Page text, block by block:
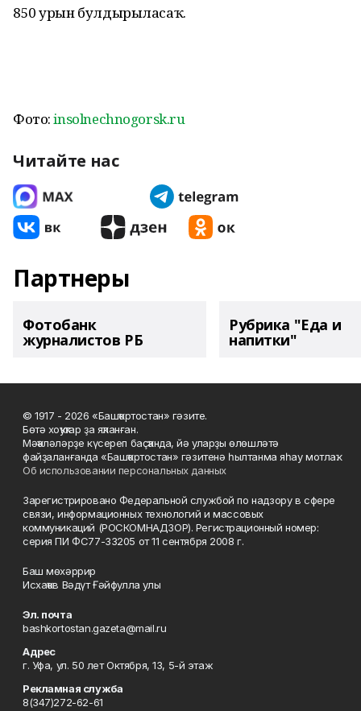
850 урын булдырыласаҡ.
Фото:insolnechnogorsk.ru
Читайте нас
Партнеры
Фотобанк
журналистов РБ
Рубрика "Еда и
напитки"
© 1917 - 2026 «Башҡортостан» гәзите.
Бөтә хоҡуҡтар ҙа яҡланған.
Мәҡәләләрҙе күсереп баҫҡанда, йә уларҙы өлөшләтә
файҙаланғанда «Башҡортостан» гәзитенә һылтанма яһау мотлаҡ.
Об использовании персональных данных
Зарегистрировано Федеральной службой по надзору в сфере
связи, информационных технологий и массовых
коммуникаций (РОСКОМНАДЗОР). Регистрационный номер:
серия ПИ ФС77-33205 от 11 сентября 2008 г.
Баш мөхәррир
Исхаҡов Вәдүт Ғәйфулла улы
Эл. почта
bashkortostan.gazeta@mail.ru
Адрес
г. Уфа, ул. 50 лет Октября, 13, 5-й этаж
Рекламная служба
8(347)272-62-61